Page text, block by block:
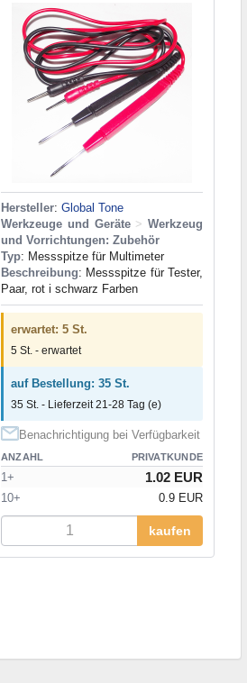
Hersteller: Global Tone
Werkzeuge und Geräte > Werkzeug
und Vorrichtungen: Zubehör
Typ: Messspitze für Multimeter
Beschreibung: Messspitze für Tester,
Paar, rot і schwarz Farben
erwartet: 5 St.
5 St. - erwartet
auf Bestellung: 35 St.
35 St. - Lieferzeit 21-28 Tag (e)
Benachrichtigung bei Verfügbarkeit
ANZAHL PRIVATKUNDE
1+ 1.02 EUR
10+ 0.9 EUR
kaufen